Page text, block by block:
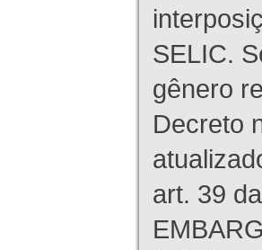
SELIC.
gênero
Decreto
art. 39